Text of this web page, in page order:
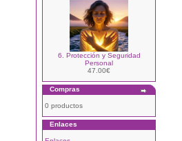
6. Protección y Seguridad
Personal
47.00€
Compras
0 productos
Enlaces